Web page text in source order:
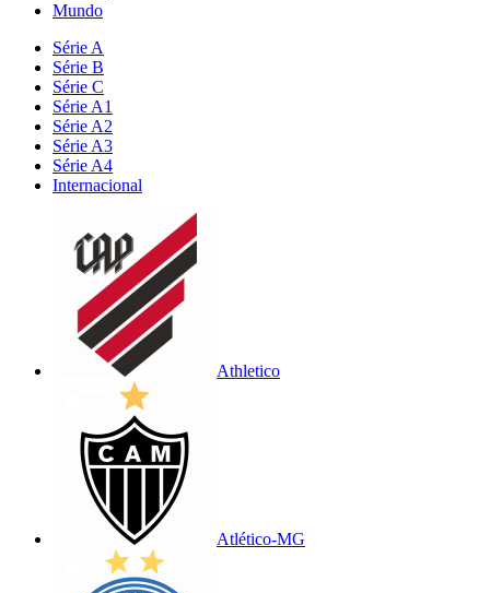
Mundo
Série A
Série B
Série C
Série A1
Série A2
Série A3
Série A4
Internacional
Athletico
Atlético-MG